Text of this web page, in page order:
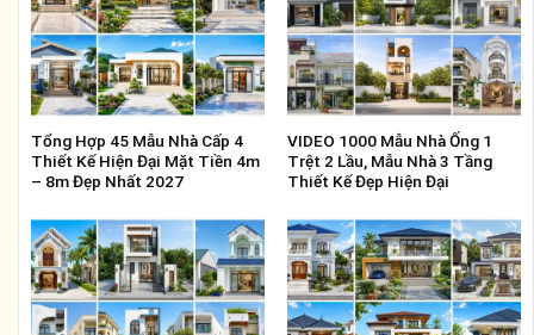
Tổng Hợp 45 Mẫu Nhà Cấp 4
Thiết Kế Hiện Đại Mặt Tiền 4m
– 8m Đẹp Nhất 2027
VIDEO 1000 Mẫu Nhà Ống 1
Trệt 2 Lầu, Mẫu Nhà 3 Tầng
Thiết Kế Đẹp Hiện Đại